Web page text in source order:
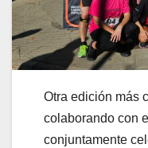
Otra edición más
colaborando con
conjuntamente